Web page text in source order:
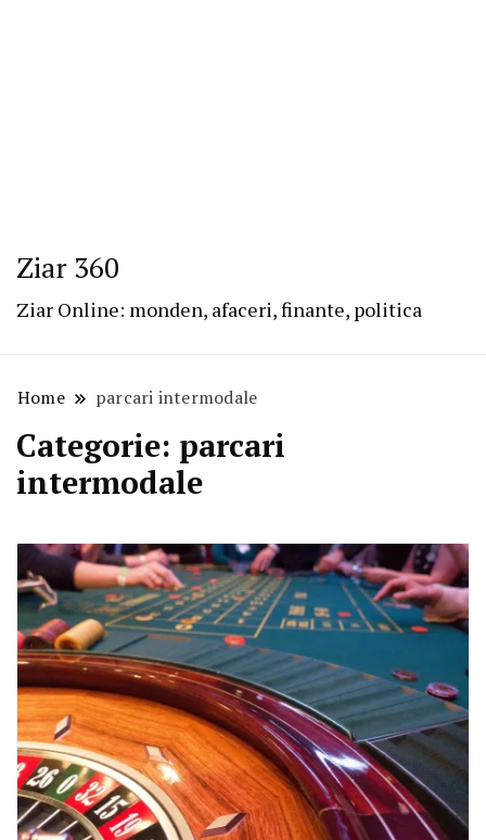
Ziar 360
Ziar Online: monden, afaceri, finante, politica
Home parcari intermodale
Categorie: parcari
intermodale